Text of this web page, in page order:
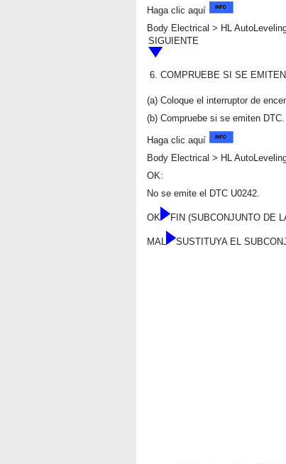
Haga clic aquí
Body Electrical > HL
SIGUIENTE
6. COMPRUEBE SI SE
(a) Coloque el interruptor de
(b) Compruebe si se emiten DTC.
Haga clic aquí
Body Electrical > HL
OK:
No se emite el DTC U0242.
OK FIN (SUBCONJUNTO DE
MAL SUSTITUYA EL